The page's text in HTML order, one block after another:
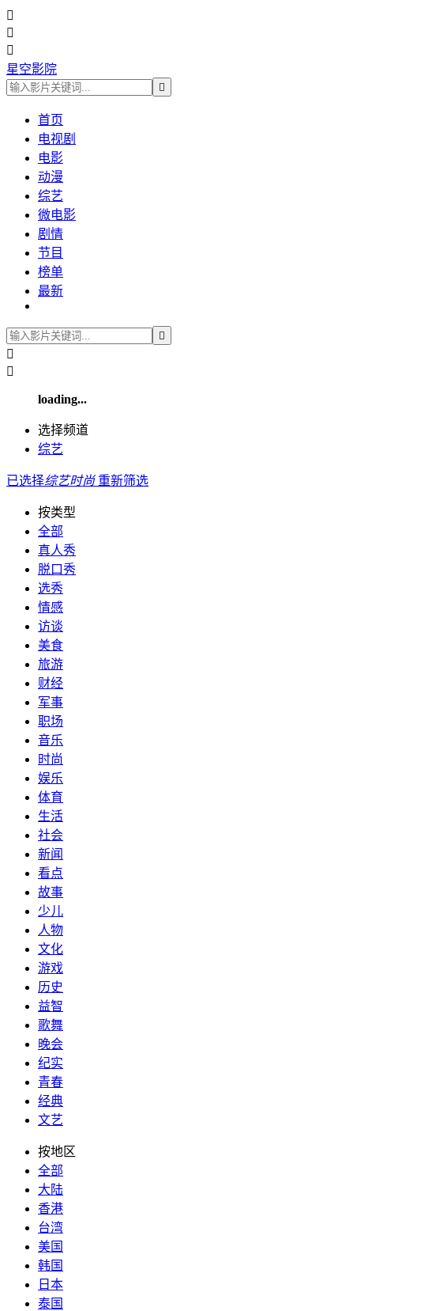



星空影院

首页
电视剧
电影
动漫
综艺
微电影
剧情
节目
榜单
最新



loading...
选择频道
综艺
已选择综艺时尚 重新筛选
按类型
全部
真人秀
脱口秀
选秀
情感
访谈
美食
旅游
财经
军事
职场
音乐
时尚
娱乐
体育
生活
社会
新闻
看点
故事
少儿
人物
文化
游戏
历史
益智
歌舞
晚会
纪实
青春
经典
文艺
按地区
全部
大陆
香港
台湾
美国
韩国
日本
泰国